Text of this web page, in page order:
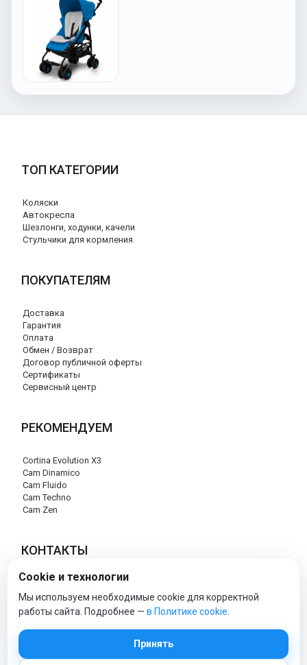
ТОП КАТЕГОРИИ
Коляски
Автокресла
Шезлонги, ходунки, качели
Стульчики для кормления
ПОКУПАТЕЛЯМ
Доставка
Гарантия
Оплата
Обмен / Возврат
Договор публичной оферты
Сертификаты
Сервисный центр
РЕКОМЕНДУЕМ
Cortina Evolution X3
Cam Dinamico
Cam Fluido
Cam Techno
Cam Zen
КОНТАКТЫ
+7 (495) 120-29-85
info@cam-official-store.ru
Cookie и технологии
Мы используем необходимые cookie для корректной
работы сайта. Подробнее — в Политике cookie
Принять